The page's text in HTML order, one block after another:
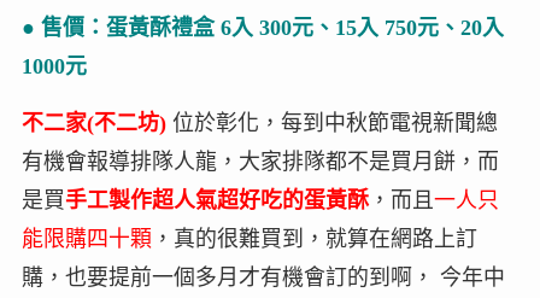
● 售價： 蛋黃酥禮盒 6入 300元、15入 750元、20入
1000元
不二家(不二坊) 位於彰化，每到中秋節電視新聞總
有機會報導排隊人龍，大家排隊都不是買月餅，而
是買手工製作超人氣超好吃的蛋黃酥，而且 一人只
能限購四十顆 ，真的很難買到，就算在網路上訂
購，也要提前一個多月才有機會訂的到啊， 今年中